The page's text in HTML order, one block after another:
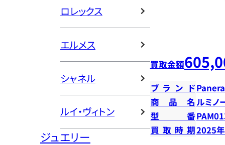
ロレックス
エルメス
シャネル
ルイ・ヴィトン
ジュエリー
買取金額
ブランド
商品名 ルミノ
型番
買取時期2025